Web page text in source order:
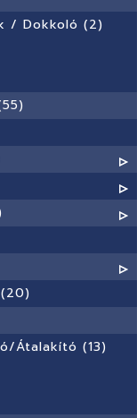
/ Dokkoló (2)
Átalakító (13)